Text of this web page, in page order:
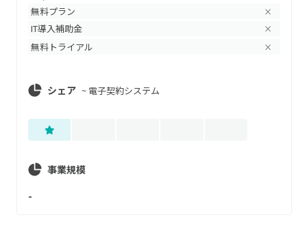
無料プラン ×
IT導入補助金 ×
無料トライアル ×
シェア ~ 電子契約システム
事業規模
-